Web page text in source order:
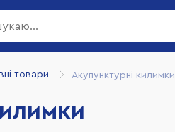
товари Акупунктурні килимки